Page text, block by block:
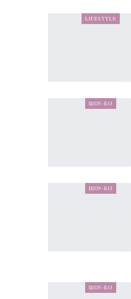
LIFESTYLE
ШОУ-БІЗ
ШОУ-БІЗ
ШОУ-БІЗ